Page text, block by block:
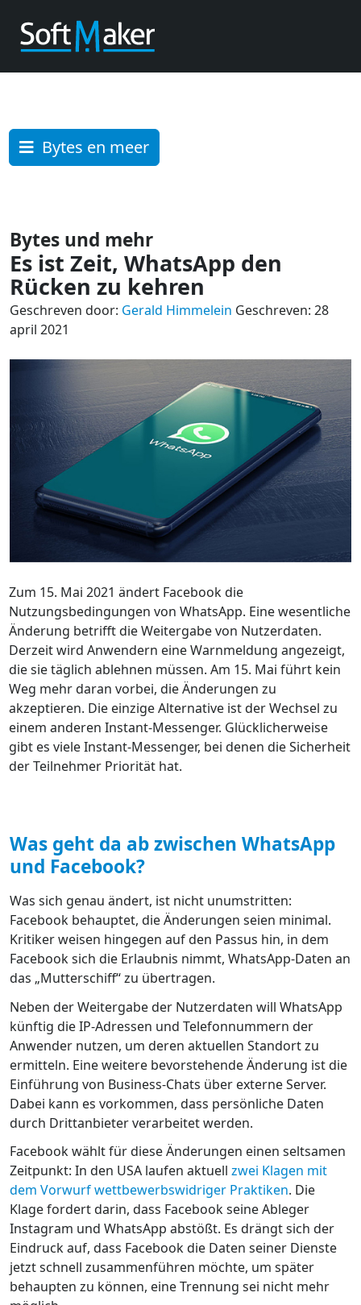
Bytes und mehr
Es ist Zeit, WhatsApp den
Rücken zu kehren
Geschreven door: Gerald Himmelein Geschreven: 28
april 2021
Zum 15. Mai 2021 ändert Facebook die
Nutzungsbedingungen von WhatsApp. Eine wesentliche
Änderung betrifft die Weitergabe von Nutzerdaten.
Derzeit wird Anwendern eine Warnmeldung angezeigt,
die sie täglich ablehnen müssen. Am 15. Mai führt kein
Weg mehr daran vorbei, die Änderungen zu
akzeptieren. Die einzige Alternative ist der Wechsel zu
einem anderen Instant-Messenger. Glücklicherweise
gibt es viele Instant-Messenger, bei denen die Sicherheit
der Teilnehmer Priorität hat.
Was geht da ab zwischen WhatsApp
und Facebook?
Was sich genau ändert, ist nicht unumstritten:
Facebook behauptet, die Änderungen seien minimal.
Kritiker weisen hingegen auf den Passus hin, in dem
Facebook sich die Erlaubnis nimmt, WhatsApp-Daten an
das „Mutterschiff“ zu übertragen.
Neben der Weitergabe der Nutzerdaten will WhatsApp
künftig die IP-Adressen und Telefonnummern der
Anwender nutzen, um deren aktuellen Standort zu
ermitteln. Eine weitere bevorstehende Änderung ist die
Einführung von Business-Chats über externe Server.
Dabei kann es vorkommen, dass persönliche Daten
durch Drittanbieter verarbeitet werden.
Facebook wählt für diese Änderungen einen seltsamen
Zeitpunkt: In den USA laufen aktuell zwei Klagen mit
dem Vorwurf wettbewerbswidriger Praktiken. Die
Klage fordert darin, dass Facebook seine Ableger
Instagram und WhatsApp abstößt. Es drängt sich der
Eindruck auf, dass Facebook die Daten seiner Dienste
jetzt schnell zusammenführen möchte, um später
behaupten zu können, eine Trennung sei nicht mehr
Bytes en meer